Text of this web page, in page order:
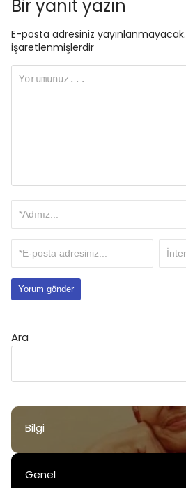
Bir yanıt yazın
E-posta adresiniz yayınlanmayacak.
işaretlenmişlerdir
Ara
Bilgi
Genel